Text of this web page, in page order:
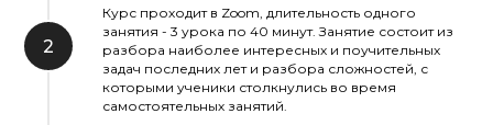
Курс проходит в Zoom, длительность одного
занятия - 3 урока по 40 минут. Занятие состоит из
разбора наиболее интересных и поучительных
задач последних лет и разбора сложностей, с
которыми ученики столкнулись во время
самостоятельных занятий.